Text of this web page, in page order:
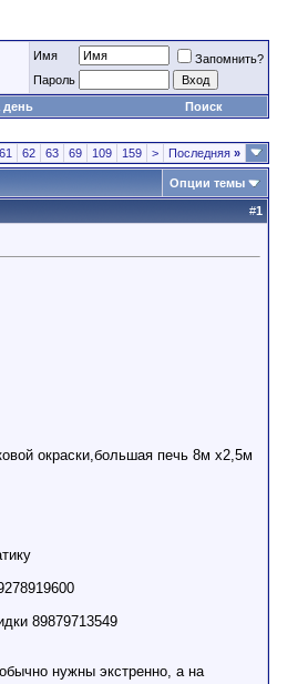
Имя
Запомнить?
Пароль
день Поиск
61 62 63 69 109 159 > Последняя »
Опции темы
#1
окраски,большая печь 8м х2,5м
89879713549
нужны экстренно, а на